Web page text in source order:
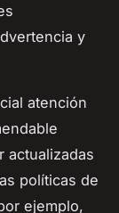
y
atención
actualizadas
políticas de
ejemplo,